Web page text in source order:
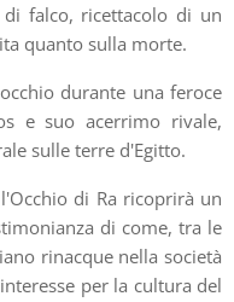
falco, ricettacolo di un
quanto sulla morte.
durante una feroce
e suo acerrimo rivale,
sulle terre d'Egitto.
l'Occhio di Ra ricoprirà un
di come, tra le
rinacque nella società
per la cultura del